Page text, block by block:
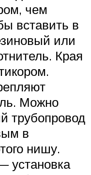
чем
вставить в
или
Края
Можно
трубопровод
в
нишу.